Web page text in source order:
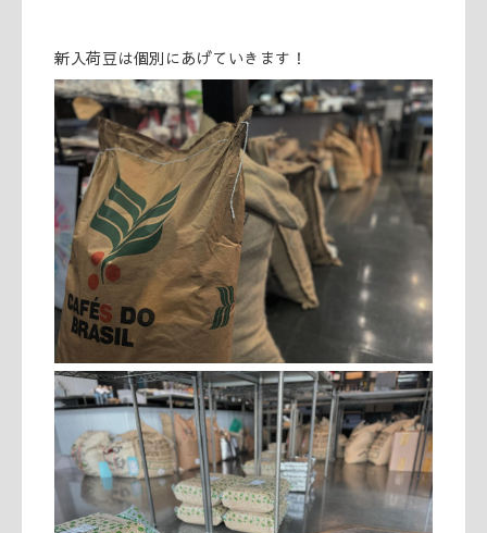
新入荷豆は個別にあげていきます！